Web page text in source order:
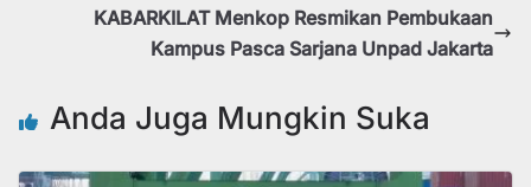
KABARKILAT Menkop Resmikan Pembukaan
Kampus Pasca Sarjana Unpad Jakarta
Anda Juga Mungkin Suka